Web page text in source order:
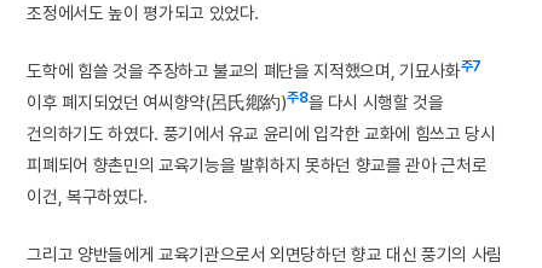
조정에서도 높이 평가되고 있었다.
도학에 힘쓸 것을 주장하고 불교의 폐단을 지적했으며, 기묘사화주7
이후 폐지되었던 여씨향약(呂氏鄕約)주8을 다시 시행할 것을
건의하기도 하였다. 풍기에서 유교 윤리에 입각한 교화에 힘쓰고 당시
피폐되어 향촌민의 교육기능을 발휘하지 못하던 향교를 관아 근처로
이건, 복구하였다.
그리고 양반들에게 교육기관으로서 외면당하던 향교 대신 풍기의 사림